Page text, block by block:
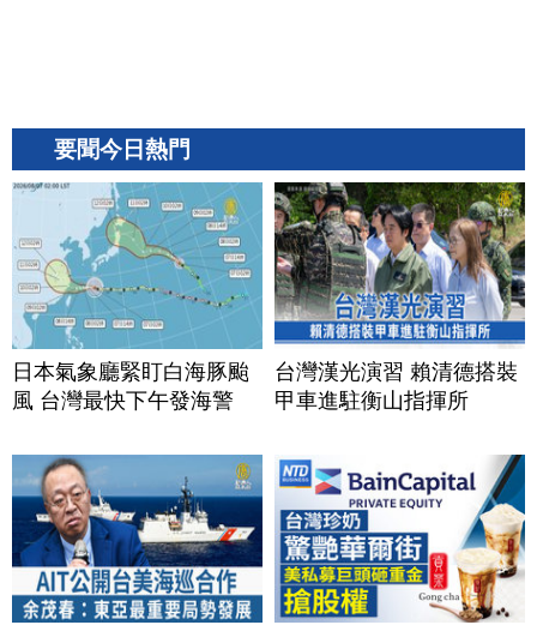
要聞今日熱門
日本氣象廳緊盯白海豚颱
風 台灣最快下午發海警
台灣漢光演習 賴清德搭裝
甲車進駐衡山指揮所